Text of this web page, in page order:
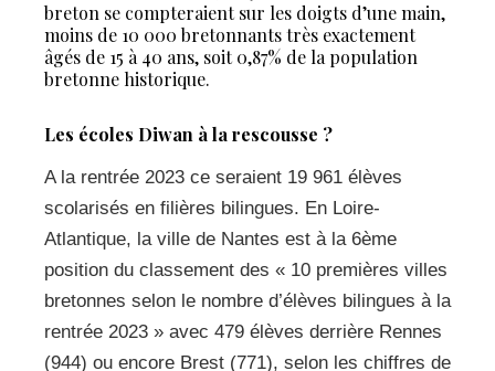
breton se compteraient sur les doigts d’une main,
moins de 10 000 bretonnants très exactement
âgés de 15 à 40 ans, soit 0,87% de la population
bretonne historique.
Les écoles Diwan à la rescousse ?
A la rentrée 2023 ce seraient 19 961 élèves
scolarisés en filières bilingues. En Loire-
Atlantique, la ville de Nantes est à la 6ème
position du classement des « 10 premières villes
bretonnes selon le nombre d’élèves bilingues à la
rentrée 2023 » avec 479 élèves derrière Rennes
(944) ou encore Brest (771), selon les chiffres de